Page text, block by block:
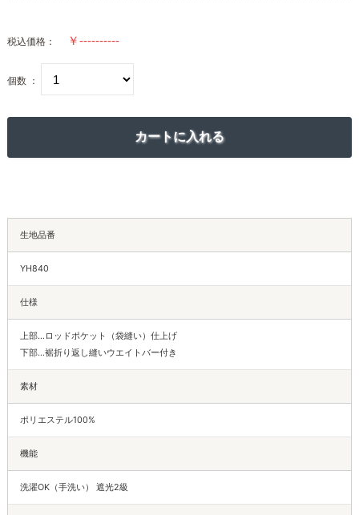
税込価格：
個数 ：
生地品番
YH840
仕様
上部…ロッドポケット（袋縫い）仕上げ
下部…裾折り返し縫いウエイトバー付き
素材
ポリエステル100%
機能
洗濯OK（手洗い） 遮光2級